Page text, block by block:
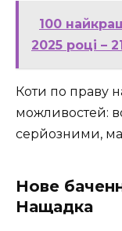
100
2025 році –
Коти по праву
можливостей:
серйозними,
Нове
Нащадка